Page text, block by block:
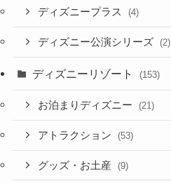
ディズニープラス (4)
ディズニー公演シリーズ (2)
ディズニーリゾート (153)
お泊まりディズニー (21)
アトラクション (53)
グッズ・お土産 (9)